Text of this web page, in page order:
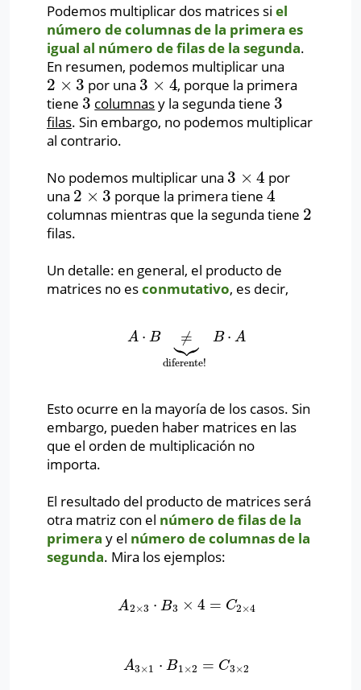
Podemos multiplicar dos matrices si el
número de columnas de la primera es
igual al número de filas de la segunda.
En resumen, podemos multiplicar una
2 × 3
2 ×3 por una 3 × 4
3 ×4
, porque la primera
tiene 3
3 columnasy la segunda tiene 3
3
filas. Sin embargo, no podemos multiplicar
al contrario.
No podemos multiplicar una 3 × 4
3 ×4
por
una 2 × 3
2 ×3 porque la primera tiene4
4
columnas mientras que la segunda tiene 2
2
filas.
Un detalle: en general, el producto de
matrices no esconmutativo, es decir,
A ⋅ B ≠
 

diferente!
B ⋅ A
A⋅ B ≠⏟ diferente!B ⋅A
Esto ocurre en la mayoría de los casos. Sin
embargo, pueden haber matrices en las
que el orden de multiplicación no
importa.
El resultado del producto de matrices será
otra matriz con el número de filas de la
primera y el número de columnas de la
segunda. Mira los ejemplos:
A2×3 ⋅ B3 × 4 = C2×4
A2× 3 ⋅B3 ×4 =C 2× 4
A3×1 ⋅ B1×2 = C3×2
A3× 1⋅ B1×2= C3 ×2